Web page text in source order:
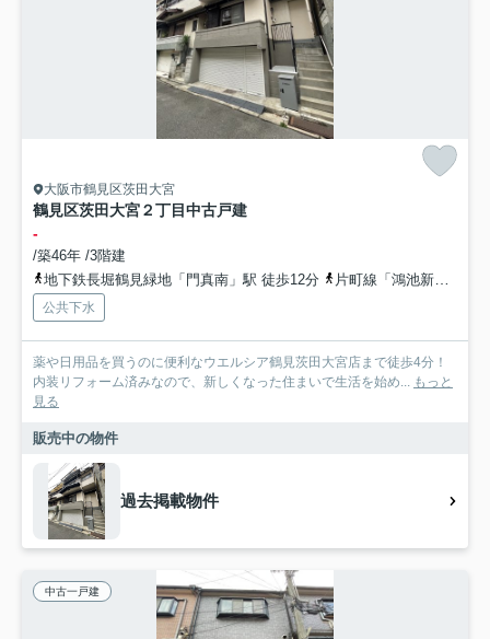
大阪市鶴見区茨田大宮
鶴見区茨田大宮２丁目中古戸建
-
/築46年 /3階建
地下鉄長堀鶴見緑地「門真南」駅 徒歩12分
片町線「鴻池新田」駅 徒歩20分
公共下水
薬や日用品を買うのに便利なウエルシア鶴見茨田大宮店まで徒歩4分！
内装リフォーム済みなので、新しくなった住まいで生活を始め...
もっと
見る
販売中の物件
過去掲載物件
中古一戸建